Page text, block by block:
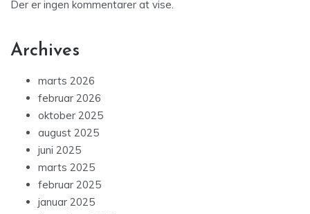
Der er ingen kommentarer at vise.
Archives
marts 2026
februar 2026
oktober 2025
august 2025
juni 2025
marts 2025
februar 2025
januar 2025